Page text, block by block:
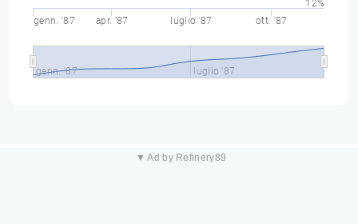
genn. '87 apr. '87 luglio '87 ott. '87
genn. '87 luglio '87
12%
▼ Ad by Refinery89